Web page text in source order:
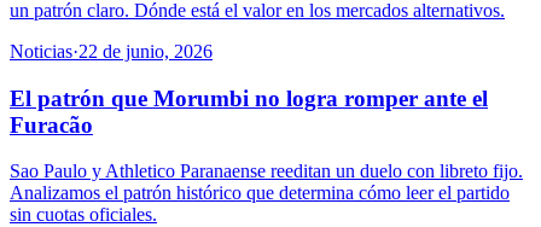
un patrón claro. Dónde está el valor en los mercados alternativos.
Noticias·22 de junio, 2026
El patrón que Morumbi no logra romper ante el
Furacão
Sao Paulo y Athletico Paranaense reeditan un duelo con libreto fijo.
Analizamos el patrón histórico que determina cómo leer el partido
sin cuotas oficiales.